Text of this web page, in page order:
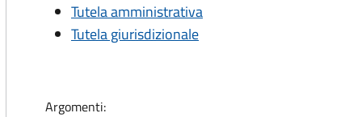
Tutela amministrativa
Tutela giurisdizionale
Argomenti: